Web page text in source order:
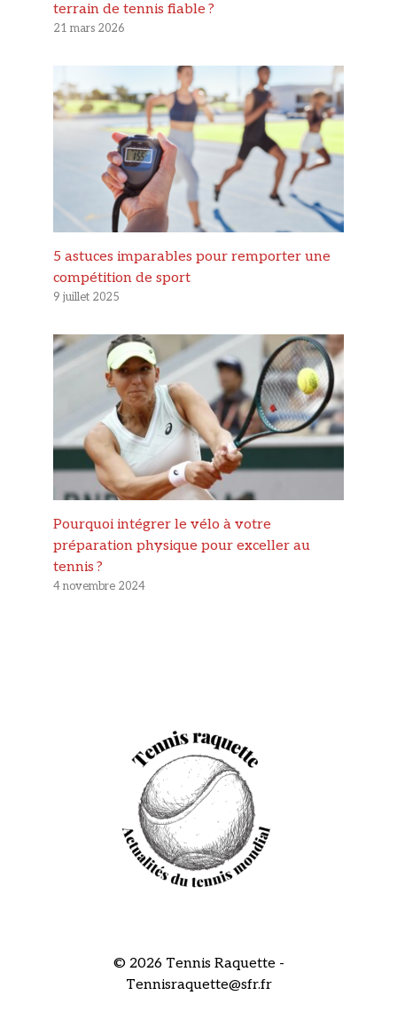
terrain de tennis fiable ?
21 mars 2026
5 astuces imparables pour remporter une
compétition de sport
9 juillet 2025
Pourquoi intégrer le vélo à votre
préparation physique pour exceller au
tennis ?
4 novembre 2024
© 2026 Tennis Raquette -
Tennisraquette@sfr.fr